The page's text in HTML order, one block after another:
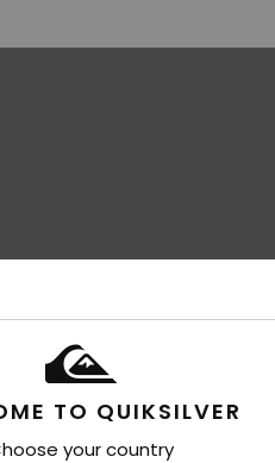
TO QUIKSILVER
your country